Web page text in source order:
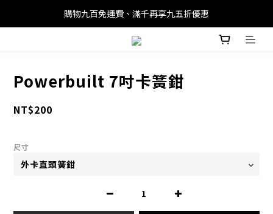
購物九百免運費、滿千再享九五折優惠
Powerbuilt 7吋卡簧鉗
NT$200
尺寸